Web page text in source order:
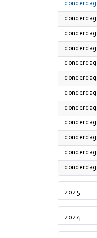
donderdag
donderdag
donderdag
donderdag
donderdag
donderdag
donderdag
2025
2024